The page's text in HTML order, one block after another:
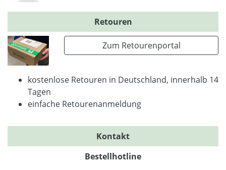
Retouren
Zum Retourenportal
kostenlose Retouren in Deutschland, innerhalb 14
Tagen
einfache Retourenanmeldung
Kontakt
Bestellhotline